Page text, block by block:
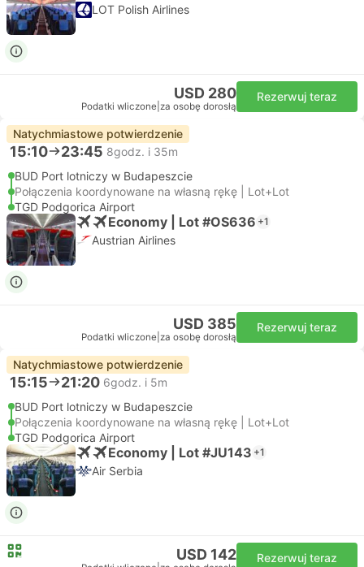
LOT Polish Airlines
USD 280
Podatki wliczone za osobę dorosłą
Rezerwuj teraz
Natychmiastowe potwierdzenie
15:10 23:45 8godz. i 35m
BUD Port lotniczy w Budapeszcie
Połączenia koordynowane na własną rękę | Lot+Lot
TGD Podgorica Airport
Economy | Lot #OS636 +1
Austrian Airlines
USD 385
Podatki wliczone za osobę dorosłą
Rezerwuj teraz
Natychmiastowe potwierdzenie
15:15 21:20 6godz. i 5m
BUD Port lotniczy w Budapeszcie
Połączenia koordynowane na własną rękę | Lot+Lot
TGD Podgorica Airport
Economy | Lot #JU143 +1
Air Serbia
USD 142 Rezerwuj teraz